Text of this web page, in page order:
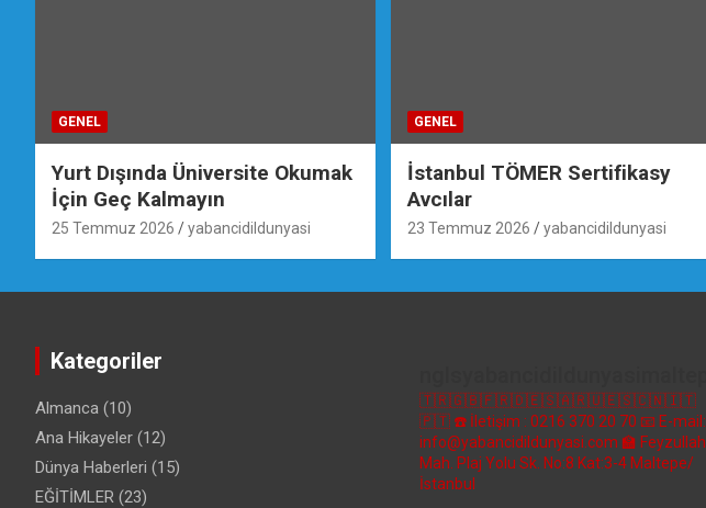
GENEL
Yurt Dışında Üniversite Okumak
İçin Geç Kalmayın
25 Temmuz 2026 yabancidildunyasi
GENEL
İstanbul TÖMER Sertifikasy
Avcılar
23 Temmuz 2026 yabancidildunyasi
Kategoriler
Almanca (10)
Ana Hikayeler (12)
Dünya Haberleri (15)
EĞİTİMLER (23)
🇹🇷🇬🇧🇫🇷🇩🇪🇸🇦🇷🇺🇪🇸🇨🇳🇮🇹
🇵🇹 ☎️ İletişim : 0216 370 20 70 📧 E-mail:
info@yabancidildunyasi.com 🏫 Feyzullah
Mah. Plaj Yolu Sk. No:8 Kat:3-4 Maltepe/
İstanbul